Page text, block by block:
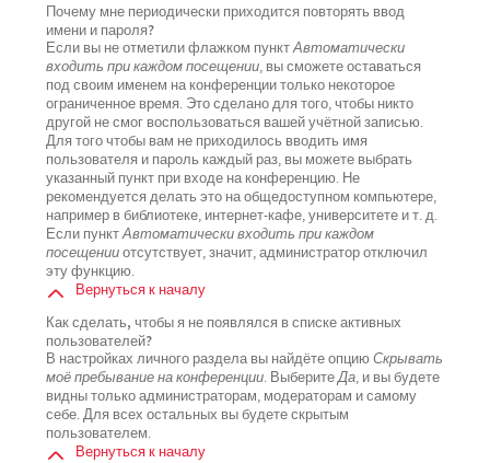
Почему мне периодически приходится повторять ввод
имени и пароля?
Если вы не отметили флажком пунктАвтоматически
входить при каждом посещении, вы сможете оставаться
под своим именем на конференции только некоторое
ограниченное время. Это сделано для того, чтобы никто
другой не смог воспользоваться вашей учётной записью.
Для того чтобы вам не приходилось вводить имя
пользователя и пароль каждый раз, вы можете выбрать
указанный пункт при входе на конференцию. Не
рекомендуется делать это на общедоступном компьютере,
например в библиотеке, интернет-кафе, университете и т. д.
Если пунктАвтоматически входить при каждом
посещенииотсутствует, значит, администратор отключил
эту функцию.
Вернуться к началу
Как сделать, чтобы я не появлялся в списке активных
пользователей?
В настройках личного раздела вы найдёте опциюСкрывать
моё пребывание на конференции. ВыберитеДа, и вы будете
видны только администраторам, модераторам и самому
себе. Для всех остальных вы будете скрытым
пользователем.
Вернуться к началу